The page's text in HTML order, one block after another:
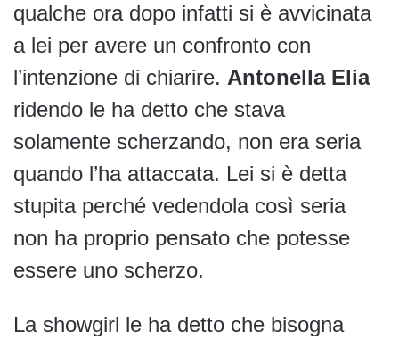
qualche ora dopo infatti si è avvicinata
a lei per avere un confronto con
l’intenzione di chiarire. Antonella Elia
ridendo le ha detto che stava
solamente scherzando, non era seria
quando l’ha attaccata. Lei si è detta
stupita perché vedendola così seria
non ha proprio pensato che potesse
essere uno scherzo.
La showgirl le ha detto che bisogna